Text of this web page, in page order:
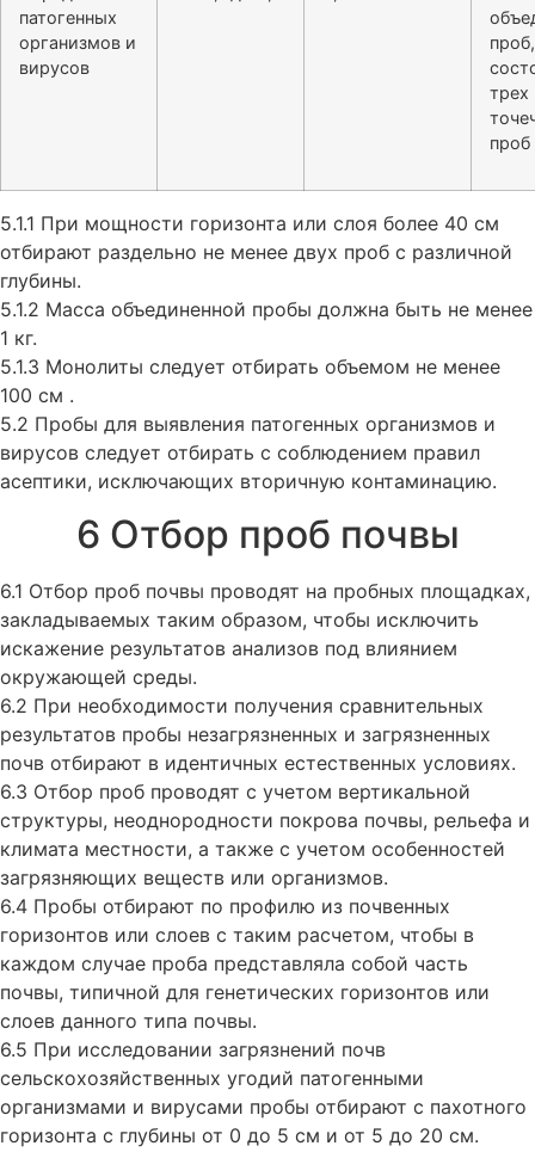
патогенных
организмов и
вирусов
проб,
трех
5.1.1 При мощности горизонта или слоя более 40 см
отбирают раздельно не менее двух проб с различной
глубины.
5.1.2 Масса объединенной пробы должна быть не менее
1 кг.
5.1.3 Монолиты следует отбирать объемом не менее
100 см .
5.2 Пробы для выявления патогенных организмов и
вирусов следует отбирать с соблюдением правил
асептики, исключающих вторичную контаминацию.
6 Отбор проб почвы
6.1 Отбор проб почвы проводят на пробных площадках,
закладываемых таким образом, чтобы исключить
искажение результатов анализов под влиянием
окружающей среды.
6.2 При необходимости получения сравнительных
результатов пробы незагрязненных и загрязненных
почв отбирают в идентичных естественных условиях.
6.3 Отбор проб проводят с учетом вертикальной
структуры, неоднородности покрова почвы, рельефа и
климата местности, а также с учетом особенностей
загрязняющих веществ или организмов.
6.4 Пробы отбирают по профилю из почвенных
горизонтов или слоев с таким расчетом, чтобы в
каждом случае проба представляла собой часть
почвы, типичной для генетических горизонтов или
слоев данного типа почвы.
6.5 При исследовании загрязнений почв
сельскохозяйственных угодий патогенными
организмами и вирусами пробы отбирают с пахотного
горизонта с глубины от 0 до 5 см и от 5 до 20 см.